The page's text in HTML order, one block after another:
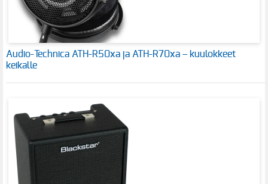
Audio-Technica ATH-R50xa ja ATH-R70xa – kuulokkeet
keikalle